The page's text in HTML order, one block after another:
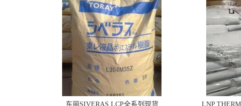
东丽SIVERAS LCP全系列现货 LNP